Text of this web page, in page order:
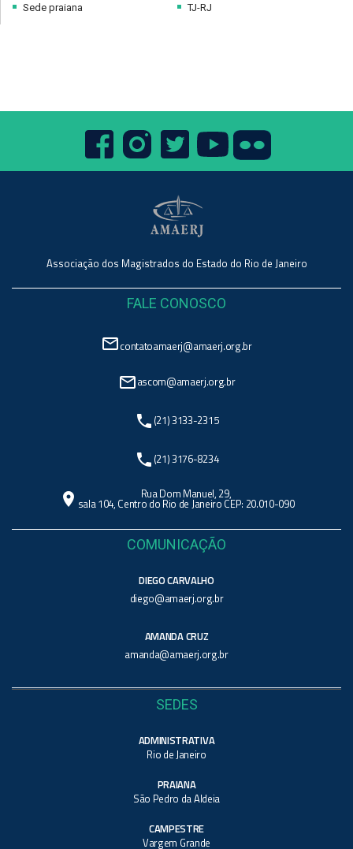
Sede praiana
TJ-RJ
Associação dos Magistrados do Estado do Rio de Janeiro
FALE CONOSCO
mail_outlinecontatoamaerj@amaerj.org.br
mail_outlineascom@amaerj.org.br
phone (21) 3133-2315
phone (21) 3176-8234
location_on Rua Dom Manuel, 29,
sala 104, Centro do Rio de Janeiro CEP: 20.010-090
COMUNICAÇÃO
DIEGO CARVALHO
diego@amaerj.org.br
AMANDA CRUZ
amanda@amaerj.org.br
SEDES
ADMINISTRATIVA
Rio de Janeiro
PRAIANA
São Pedro da Aldeia
CAMPESTRE
Vargem Grande